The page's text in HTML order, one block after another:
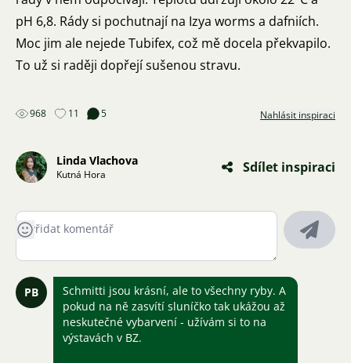
pH 6,8. Rády si pochutnají na Izya worms a dafniích.
Moc jim ale nejede Tubifex, což mě docela překvapilo.
To už si raději dopřejí sušenou stravu.
968 11 5 Nahlásit inspiraci
Linda Vlachova
Kutná Hora Sdílet inspiraci
PB
Schmitti jsou krásní, ale to všechny ryby. A
pokud na ně zasvítí sluníčko tak ukážou až
neskutečné vybarvení - užívám si to na
výstavách v BZ.